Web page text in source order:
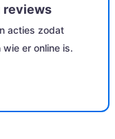
reviews
acties zodat
er online is.